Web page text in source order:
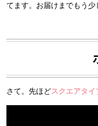
てます。お届けまでもう少
さて。先ほどスクエアタイ